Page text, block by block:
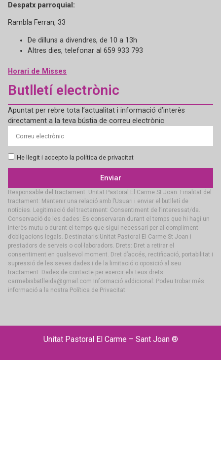
Despatx parroquial:
Rambla Ferran, 33
De dilluns a divendres, de 10 a 13h
Altres dies, telefonar al 659 933 793
Horari de Misses
Butlletí electrònic
Apuntat per rebre tota l’actualitat i informació d’interès
directament a la teva bústia de correu electrònic
He llegit i accepto la política de privacitat
Enviar
Responsable del tractament: Unitat Pastoral El Carme St Joan. Finalitat del
tractament: Mantenir una relació amb l’Usuari i enviar el butlletí de
notícies. Legitimació del tractament: Consentiment de l’interessat/da.
Conservació de les dades: Es conservaran durant el temps que hi hagi un
interès mutu o durant el temps que sigui necessari per al compliment
d’obligacions legals. Destinataris:Unitat Pastoral El Carme St Joan i
prestadors de serveis o col·laboradors. Drets: Dret a retirar el
consentiment en qualsevol moment. Dret d’accés, rectificació, portabilitat i
supressió de les seves dades i de la limitació o oposició al seu
tractament. Dades de contacte per exercir els teus drets:
carmebisbatlleida@gmail.com Informació addicional: Podeu trobar més
informació a la nostra Política de Privacitat.
Unitat Pastoral El Carme – Sant Joan ®